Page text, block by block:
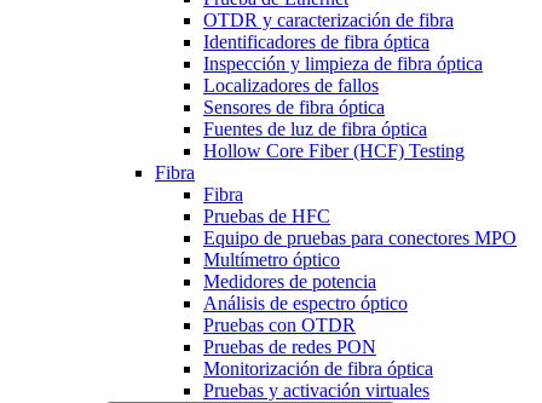
OTDR y caracterización de fibra
Identificadores de fibra óptica
Inspección y limpieza de fibra óptica
Localizadores de fallos
Sensores de fibra óptica
Fuentes de luz de fibra óptica
Hollow Core Fiber (HCF) Testing
Fibra
Fibra
Pruebas de HFC
Equipo de pruebas para conectores MPO
Multímetro óptico
Medidores de potencia
Análisis de espectro óptico
Pruebas con OTDR
Pruebas de redes PON
Monitorización de fibra óptica
Pruebas y activación virtuales